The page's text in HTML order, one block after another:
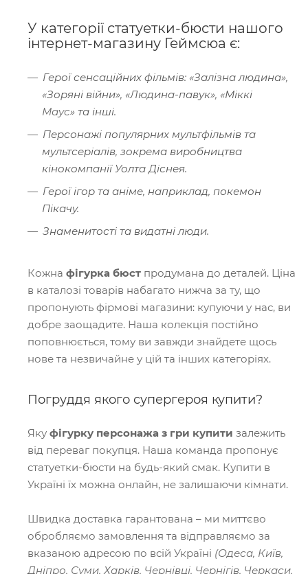
У категорії статуетки-бюсти нашого
інтернет-магазину Геймсюа є:
Герої сенсаційних фільмів: «Залізна людина»,
«Зоряні війни», «Людина-павук», «Міккі
Маус» та інші.
Персонажі популярних мультфільмів та
мультсеріалів, зокрема виробництва
кінокомпанії Уолта Діснея.
Герої ігор та аніме, наприклад, покемон
Пікачу.
Знаменитості та видатні люди.
Кожна фігурка бюст продумана до деталей. Ціна
в каталозі товарів набагато нижча за ту, що
пропонують фірмові магазини: купуючи у нас, ви
добре заощадите. Наша колекція постійно
поповнюється, тому ви завжди знайдете щось
нове та незвичайне у цій та інших категоріях.
Погруддя якого супергероя купити?
Яку фігурку персонажа з гри купити залежить
від переваг покупця. Наша команда пропонує
статуетки-бюсти на будь-який смак. Купити в
Україні їх можна онлайн, не залишаючи кімнати.
Швидка доставка гарантована – ми миттєво
обробляємо замовлення та відправляємо за
вказаною адресою по всій Україні (Одеса, Київ,
Дніпро, Суми, Харків, Чернівці, Чернігів, Черкаси,